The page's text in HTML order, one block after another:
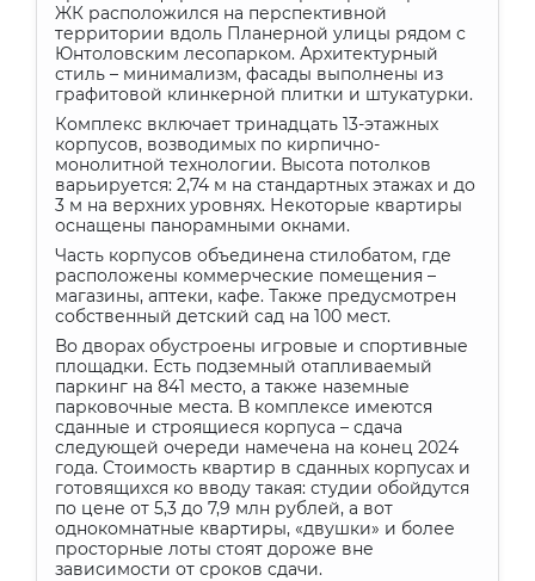
ЖК расположился на перспективной
территории вдоль Планерной улицы рядом с
Юнтоловским лесопарком. Архитектурный
стиль – минимализм, фасады выполнены из
графитовой клинкерной плитки и штукатурки.
Комплекс включает тринадцать 13-этажных
корпусов, возводимых по кирпично-
монолитной технологии. Высота потолков
варьируется: 2,74 м на стандартных этажах и до
3 м на верхних уровнях. Некоторые квартиры
оснащены панорамными окнами.
Часть корпусов объединена стилобатом, где
расположены коммерческие помещения –
магазины, аптеки, кафе. Также предусмотрен
собственный детский сад на 100 мест.
Во дворах обустроены игровые и спортивные
площадки. Есть подземный отапливаемый
паркинг на 841 место, а также наземные
парковочные места. В комплексе имеются
сданные и строящиеся корпуса – сдача
следующей очереди намечена на конец 2024
года. Стоимость квартир в сданных корпусах и
готовящихся ко вводу такая: студии обойдутся
по цене от 5,3 до 7,9 млн рублей, а вот
однокомнатные квартиры, «двушки» и более
просторные лоты стоят дороже вне
зависимости от сроков сдачи.